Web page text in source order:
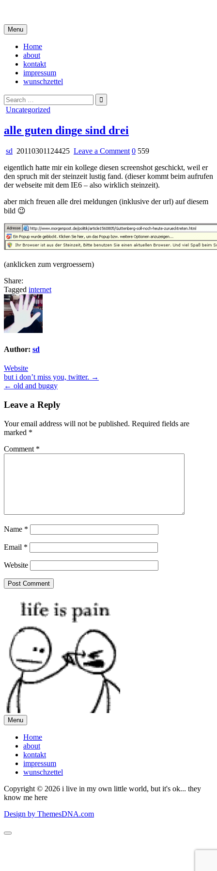
content
Menu
Home
about
kontakt
impressum
wunschzettel
Search
for:
Posted
Uncategorized
alle guten dinge sind drei
sd 20110301124425 Leave a Commenton
guten
dinge
sind
0 559
eigentlich hatte mir ein kollege diesen screenshot geschickt, weil er
den spruch mit der steinzeit lustig fand. (dieser kommt beim aufrufen
der webseite mit dem IE6 – also wirklich steinzeit).
aber mich freuen alle drei meldungen (inklusive der url) auf diesem
bild 😉
(anklicken zum vergroessern)
Share:
Tagged internet
Author: sd
Website
Post
navigation
but i don’t miss you, twitter. →
← old and buggy
Leave a Reply
Your email address will not be published. Required fields are
marked *
Comment *
Name *
Email *
Website
Menu
Home
about
kontakt
impressum
wunschzettel
Copyright © 2026 i live in my own little world, but it's ok... they
know me here
Design by ThemesDNA.com
Scroll